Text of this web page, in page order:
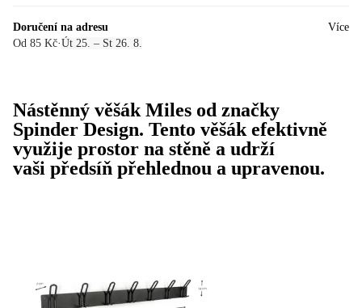
Doručení na adresu
Od 85 Kč·Út 25. – St 26. 8.
Více
Nástěnný věšák Miles od značky
Spinder Design. Tento věšák efektivně
využije prostor na stěně a udrží
vaši předsíň přehlednou a upravenou.